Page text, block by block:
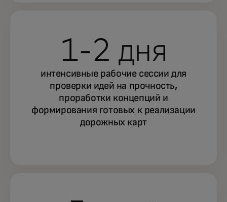
1-2 дня
интенсивные рабочие сессии для
проверки идей на прочность,
проработки концепций и
формирования готовых к реализации
дорожных карт